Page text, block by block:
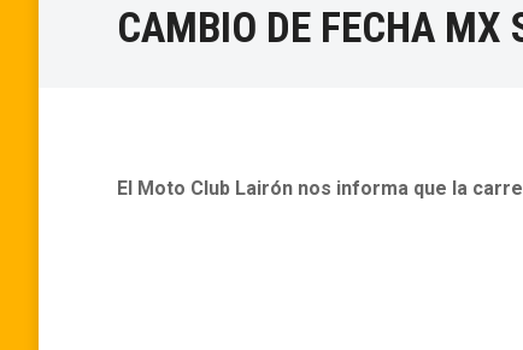
CAMBIO DE FECHA MX
El Moto Club Lairón nos informa que la